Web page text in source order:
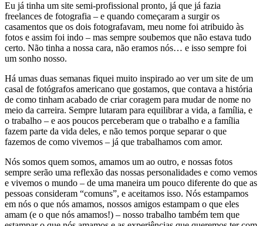
Eu já tinha um site semi-profissional pronto, já que já fazia
freelances de fotografia – e quando começaram a surgir os
casamentos que os dois fotografavam, meu nome foi atribuido às
fotos e assim foi indo – mas sempre soubemos que não estava tudo
certo. Não tinha a nossa cara, não eramos nós… e isso sempre foi
um sonho nosso.
Há umas duas semanas fiquei muito inspirado ao ver um site de um
casal de fotógrafos americano que gostamos, que contava a história
de como tinham acabado de criar coragem para mudar de nome no
meio da carreira. Sempre lutaram para equilibrar a vida, a família, e
o trabalho – e aos poucos perceberam que o trabalho e a família
fazem parte da vida deles, e não temos porque separar o que
fazemos de como vivemos – já que trabalhamos com amor.
Nós somos quem somos, amamos um ao outro, e nossas fotos
sempre serão uma reflexão das nossas personalidades e como vemos
e vivemos o mundo – de uma maneira um pouco diferente do que as
pessoas consideram “comuns”, e aceitamos isso. Nós estampamos
em nós o que nós amamos, nossos amigos estampam o que eles
amam (e o que nós amamos!) – nosso trabalho também tem que